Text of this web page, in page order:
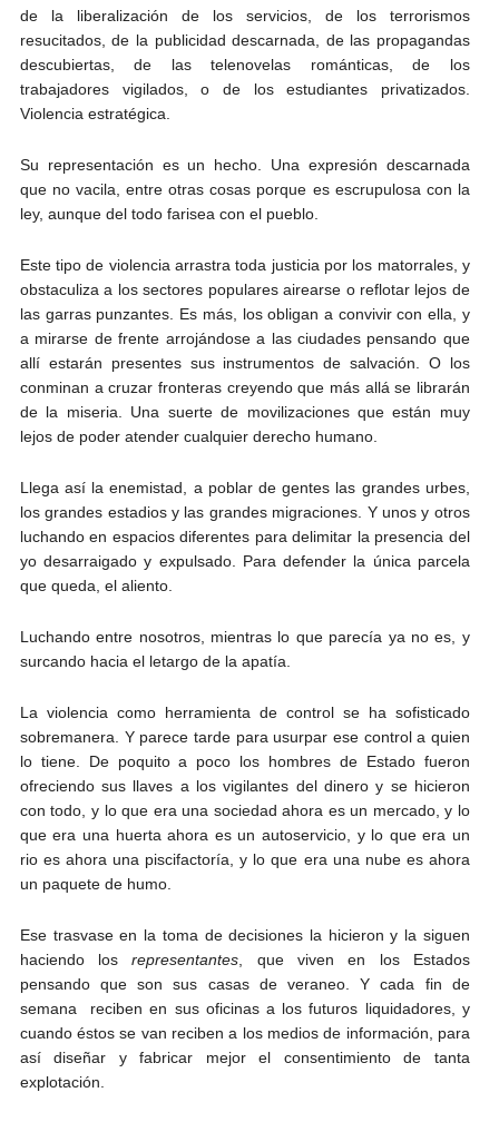
de la liberalización de los servicios, de los terrorismos
resucitados, de la publicidad descarnada, de las propagandas
descubiertas, de las telenovelas románticas, de los
trabajadores vigilados, o de los estudiantes privatizados.
Violencia estratégica.
Su representación es un hecho. Una expresión descarnada
que no vacila, entre otras cosas porque es escrupulosa con la
ley, aunque del todo farisea con el pueblo.
Este tipo de violencia arrastra toda justicia por los matorrales, y
obstaculiza a los sectores populares airearse o reflotar lejos de
las garras punzantes. Es más, los obligan a convivir con ella, y
a mirarse de frente arrojándose a las ciudades pensando que
allí estarán presentes sus instrumentos de salvación. O los
conminan a cruzar fronteras creyendo que más allá se librarán
de la miseria. Una suerte de movilizaciones que están muy
lejos de poder atender cualquier derecho humano.
Llega así la enemistad, a poblar de gentes las grandes urbes,
los grandes estadios y las grandes migraciones. Y unos y otros
luchando en espacios diferentes para delimitar la presencia del
yo desarraigado y expulsado. Para defender la única parcela
que queda, el aliento.
Luchando entre nosotros, mientras lo que parecía ya no es, y
surcando hacia el letargo de la apatía.
La violencia como herramienta de control se ha sofisticado
sobremanera. Y parece tarde para usurpar ese control a quien
lo tiene. De poquito a poco los hombres de Estado fueron
ofreciendo sus llaves a los vigilantes del dinero y se hicieron
con todo, y lo que era una sociedad ahora es un mercado, y lo
que era una huerta ahora es un autoservicio, y lo que era un
rio es ahora una piscifactoría, y lo que era una nube es ahora
un paquete de humo.
Ese trasvase en la toma de decisiones la hicieron y la siguen
haciendo losrepresentantes , que viven en los Estados
pensando que son sus casas de veraneo. Y cada fin de
semana reciben en sus oficinas a los futuros liquidadores, y
cuando éstos se van reciben a los medios de información, para
así diseñar y fabricar mejor el consentimiento de tanta
explotación.